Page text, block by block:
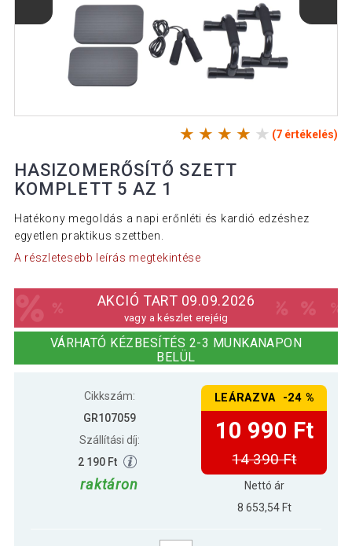
(7 értékelés)
HASIZOMERŐSÍTŐ SZETT
KOMPLETT 5 AZ 1
Hatékony megoldás a napi erőnléti és kardió edzéshez
egyetlen praktikus szettben.
A részletesebb leírás megtekintése
AKCIÓ TART 09.09.2026
vagy a készlet erejéig
VÁRHATÓ KÉZBESÍTÉS 2-3 MUNKANAPON
BELÜL
Cikkszám:
GR107059
Szállítási díj:
2 190 Ft
raktáron
LEÁRAZVA -24 %
10 990 Ft
14 390 Ft
Nettó ár
8 653,54 Ft